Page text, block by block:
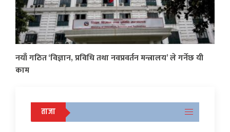
नयाँ गठित ‘विज्ञान, प्रविधि तथा नवप्रवर्तन मन्त्रालय’ ले गर्नेछ यी
काम
ताजा